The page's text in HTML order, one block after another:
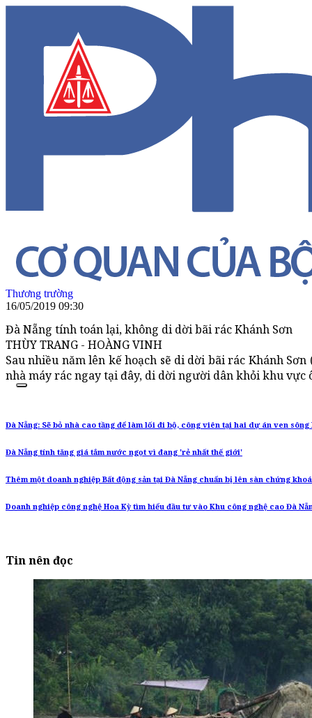
Thương trường
16/05/2019 09:30
Đà Nẵng tính toán lại, không di dời bãi rác Khánh Sơn
THÙY TRANG - HOÀNG VINH
Sau nhiều năm lên kế hoạch sẽ di dời bãi rác Khánh
nhà máy rác ngay tại đây, di dời người dân khỏi khu vực
Đà Nẵng: Sẽ bỏ nhà cao tầng để làm lối đi bộ, công viên tại hai dự án ven sông
Đà Nẵng tính tăng giá tắm nước ngọt vì đang 'rẻ nhất thế giới'
Thêm một doanh nghiệp Bất động sản tại Đà Nẵng chuẩn bị lên sàn chứng
Doanh nghiệp công nghệ Hoa Kỳ tìm hiểu đầu tư vào Khu công nghệ cao Đà
Tin nên đọc